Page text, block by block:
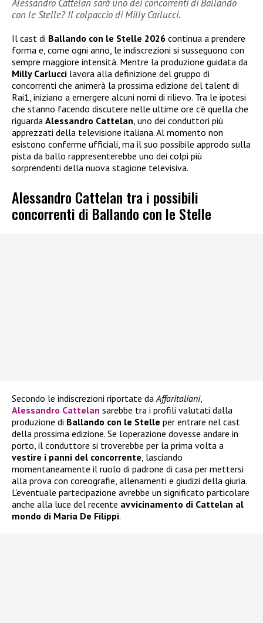
Alessandro Cattelan sarà uno dei concorrenti di Ballando
con le Stelle? Il colpaccio di Milly Carlucci.
Il cast di Ballando con le Stelle 2026 continua a prendere
forma e, come ogni anno, le indiscrezioni si susseguono con
sempre maggiore intensità. Mentre la produzione guidata da
Milly Carlucci lavora alla definizione del gruppo di
concorrenti che animerà la prossima edizione del talent di
Rai1, iniziano a emergere alcuni nomi di rilievo. Tra le ipotesi
che stanno facendo discutere nelle ultime ore c’è quella che
riguarda Alessandro Cattelan, uno dei conduttori più
apprezzati della televisione italiana. Al momento non
esistono conferme ufficiali, ma il suo possibile approdo sulla
pista da ballo rappresenterebbe uno dei colpi più
sorprendenti della nuova stagione televisiva.
Alessandro Cattelan tra i possibili
concorrenti di Ballando con le Stelle
Secondo le indiscrezioni riportate daAffaritaliani,
Alessandro Cattelan sarebbe tra i profili valutati dalla
produzione di Ballando con le Stelle per entrare nel cast
della prossima edizione. Se l’operazione dovesse andare in
porto, il conduttore si troverebbe per la prima volta a
vestire i panni del concorrente, lasciando
momentaneamente il ruolo di padrone di casa per mettersi
alla prova con coreografie, allenamenti e giudizi della giuria.
L’eventuale partecipazione avrebbe un significato particolare
anche alla luce del recente avvicinamento di Cattelan al
mondo di Maria De Filippi.